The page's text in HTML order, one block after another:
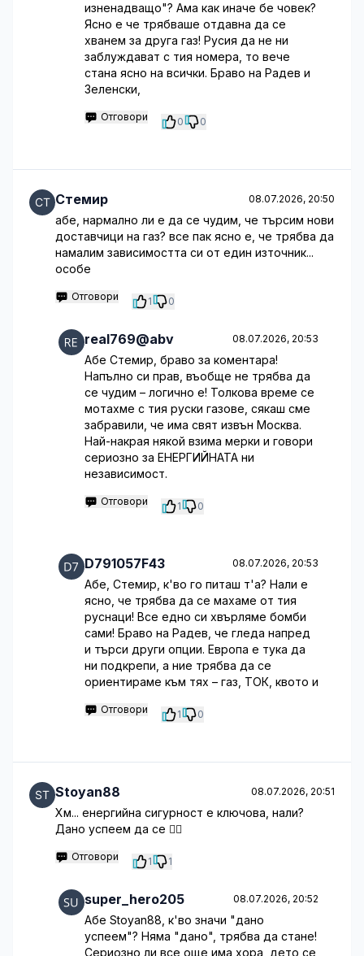
изненадващо"? Ама как иначе бе човек?
Ясно е че трябваше отдавна да се
хванем за друга газ! Русия да не ни
заблуждават с тия номера, то вече
стана ясно на всички. Браво на Радев и
Зеленски,
Отговори 0 0
Стемир 08.07.2026, 20:50
абе, нармално ли е да се чудим, че търсим нови
доставчици на газ? все пак ясно е, че трябва да
намалим зависимостта си от един източник...
особе
Отговори 1 0
real769@abv 08.07.2026, 20:53
Абе Стемир, браво за коментара!
Напълно си прав, въобще не трябва да
се чудим – логично е! Толкова време се
мотахме с тия руски газове, сякаш сме
забравили, че има свят извън Москва.
Най-накрая някой взима мерки и говори
сериозно за ЕНЕРГИЙНАТА ни
независимост.
Отговори 1 0
D791057F43 08.07.2026, 20:53
Абе, Стемир, к'во го питаш т'а? Нали е
ясно, че трябва да се махаме от тия
руснаци! Все едно си хвърляме бомби
сами! Браво на Радев, че гледа напред
и търси други опции. Европа е тука да
ни подкрепи, а ние трябва да се
ориентираме към тях – газ, ТОК, квото и
Отговори 1 0
Stoyan88 08.07.2026, 20:51
Хм... енергийна сигурност е ключова, нали?
Дано успеем да се 🤷‍♂️
Отговори 1 1
super_hero205 08.07.2026, 20:52
Абе Stoyan88, к'во значи "дано
успеем"? Няма "дано", трябва да стане!
Сериозно ли все още има хора, дето се